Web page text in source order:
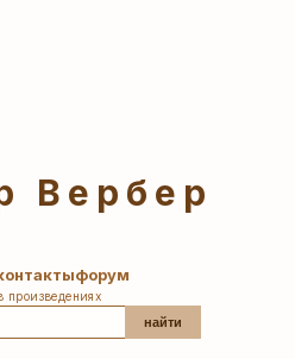
Вербер
форум
произведениях
найти